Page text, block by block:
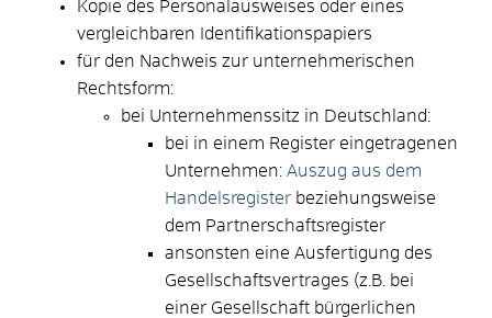
Kopie des Personalausweises oder eines
vergleichbaren Identifikationspapiers
für den Nachweis zur unternehmerischen
Rechtsform:
bei Unternehmenssitz in Deutschland:
bei in einem Register eingetragenen
Unternehmen: Auszug aus dem
Handelsregister beziehungsweise
dem Partnerschaftsregister
ansonsten eine Ausfertigung des
Gesellschaftsvertrages (z.B. bei
einer Gesellschaft bürgerlichen